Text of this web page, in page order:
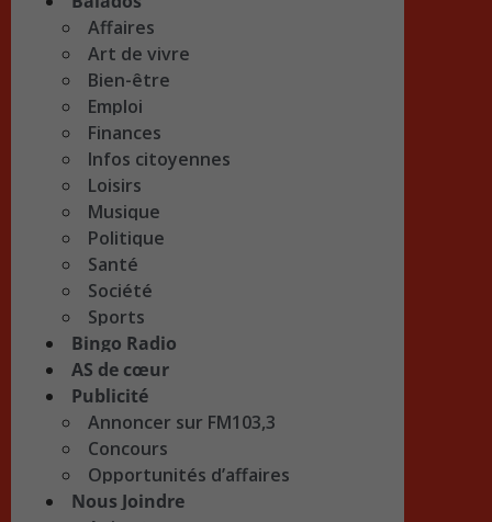
Affaires
Art de vivre
Bien-être
Emploi
Finances
Infos citoyennes
Loisirs
Musique
Politique
Santé
Société
Sports
Bingo Radio
AS de cœur
Publicité
Annoncer sur FM103,3
Concours
Opportunités d’affaires
Nous Joindre